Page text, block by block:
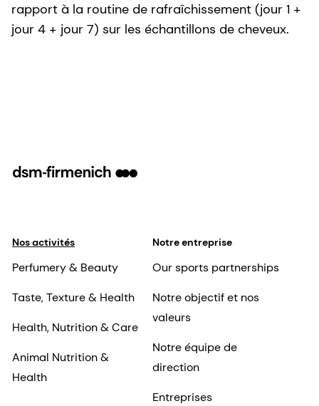
rapport à la routine de rafraîchissement (jour 1 +
jour 4 + jour 7) sur les échantillons de cheveux.
Nos activités
Perfumery & Beauty
Taste, Texture & Health
Health, Nutrition & Care
Animal Nutrition &
Health
Notre entreprise
Our sports partnerships
Notre objectif et nos
valeurs
Notre équipe de
direction
Entreprises